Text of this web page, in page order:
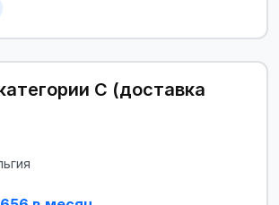
C (доставка